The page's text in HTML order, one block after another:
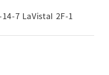
7 LaVistaI 2F-1